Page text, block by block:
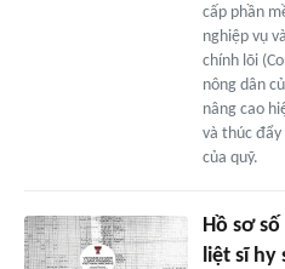
cấp phần
nghiệp vụ
chính lõi
nông dân
nâng cao
và thúc
của quỹ.
Hồ sơ
liệt sĩ